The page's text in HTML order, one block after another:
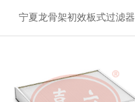
宁夏龙骨架初效板式过滤器